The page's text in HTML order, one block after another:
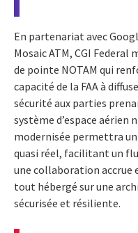
En partenariat avec
Mosaic ATM, CGI
de pointe NOTAM qui
capacité de la FAA à
sécurité aux parties
système d’espace
modernisée permettra
quasi réel, facilitant un
une collaboration accrue
tout hébergé sur une
sécurisée et résiliente.